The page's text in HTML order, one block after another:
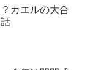
カエルの大合